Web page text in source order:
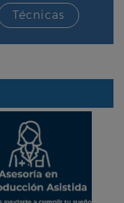
Técnicas